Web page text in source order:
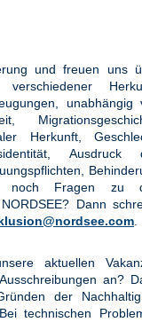
und freuen uns
unabhängig
Herkunft,
Ausdruck
noch Fragen zu
Dann
aktuellen
an?
der
technischen